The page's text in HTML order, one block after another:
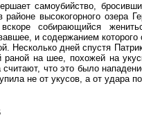
самоубийство,
высокогорного озера
собирающийся
и содержанием которого
Несколько дней спустя
раной на шее, похожей на
что это было
не от укусов, а от удара